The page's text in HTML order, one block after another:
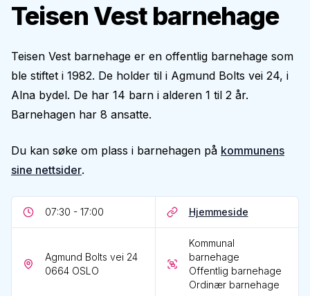
Teisen Vest barnehage
Teisen Vest barnehage er en offentlig barnehage som
ble stiftet i 1982. De holder til i Agmund Bolts vei 24, i
Alna bydel. De har 14 barn i alderen 1 til 2 år.
Barnehagen har 8 ansatte.
Du kan søke om plass i barnehagen på kommunens
sine nettsider.
07:30 - 17:00 Hjemmeside
Agmund Bolts vei 24
0664 OSLO
Kommunal
barnehage
Offentlig barnehage
Ordinær barnehage